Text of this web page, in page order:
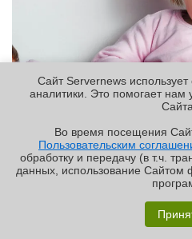
Источник изображения: Alexander
Потенциальный отказ от
возможно, свидетельствует
прогнозах относительно
Сайт Servernews
аналитики. Это помогает нам
Cайта.
Во время посещения
Пользовательским
обработку и передачу (в т.ч.
данных, использование Cайтом